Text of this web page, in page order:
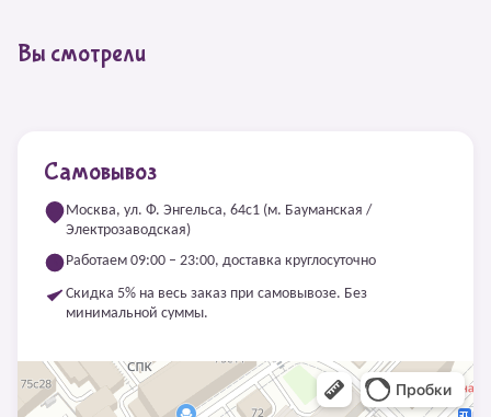
Вы смотрели
Самовывоз
Москва, ул. Ф. Энгельса, 64с1 (м. Бауманская /
Электрозаводская)
Работаем 09:00 – 23:00, доставка круглосуточно
Скидка 5% на весь заказ при самовывозе. Без
минимальной суммы.